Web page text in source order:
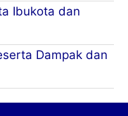
Ibukota dan
Dampak dan